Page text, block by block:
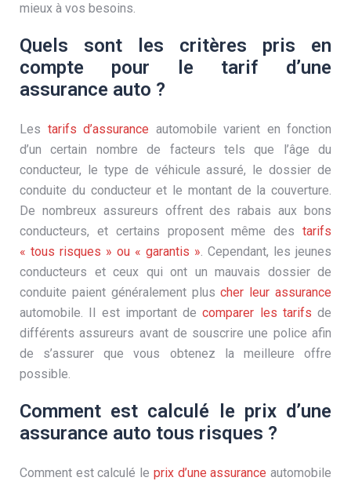
mieux à vos besoins.
Quels sont les critères pris en
compte pour le tarif d’une
assurance auto ?
Les tarifs d’assurance automobile varient en fonction
d’un certain nombre de facteurs tels que l’âge du
conducteur, le type de véhicule assuré, le dossier de
conduite du conducteur et le montant de la couverture.
De nombreux assureurs offrent des rabais aux bons
conducteurs, et certains proposent même des tarifs
« tous risques » ou « garantis ». Cependant, les jeunes
conducteurs et ceux qui ont un mauvais dossier de
conduite paient généralement pluscher leur assurance
automobile. Il est important decomparer les tarifs de
différents assureurs avant de souscrire une police afin
de s’assurer que vous obtenez la meilleure offre
possible.
Comment est calculé le prix d’une
assurance auto tous risques ?
Comment est calculé le prix d’une assurance automobile